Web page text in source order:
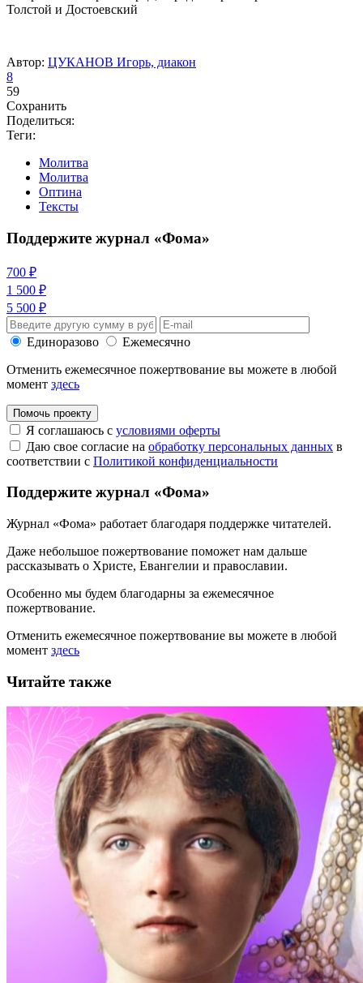
Толстой и Достоевский
Автор: ЦУКАНОВ Игорь, диакон
8
59
Сохранить
Поделиться:
Теги:
Молитва
Молитва
Оптина
Тексты
Поддержите журнал «Фома»
700 ₽
1 500 ₽
5 500 ₽
Единоразово
Ежемесячно
Отменить ежемесячное пожертвование вы можете в любой
момент здесь
Помочь проекту
Я соглашаюсь с условиями оферты
Даю свое согласие на обработку персональных данных в
соответствии с Политикой конфиденциальности
Поддержите журнал «Фома»
Журнал «Фома» работает благодаря поддержке читателей.
Даже небольшое пожертвование поможет нам дальше
рассказывать о Христе, Евангелии и православии.
Особенно мы будем благодарны за ежемесячное
пожертвование.
Отменить ежемесячное пожертвование вы можете в любой
момент здесь
Читайте также